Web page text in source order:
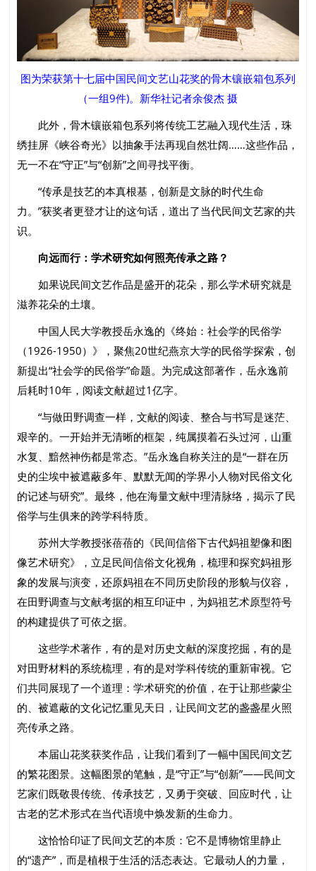
图为荣获第十七届中国民间文艺山花奖的骨木镶嵌箱包系列
（一组9件)。新华社记者余俊杰 摄
此外，骨木镶嵌箱包系列将传统工艺融入现代生活，珠
绣挂屏《峡谷奇光》以抽象手法再现自然壮阔……这些作品，
无一不在“守正”与“创新”之间寻找平衡。
“传承是技艺的本真根基，创新是文脉的时代生命
力。”获奖者更登才让的这句话，道出了当代民间文艺家的共
识。
向远而行：学术研究如何照亮传承之路？
如果说民间文艺作品是盛开的花朵，那么学术研究就是
滋养花朵的土壤。
中国人民大学教授岳永逸的《终始：社会学的民俗学
（1926-1950）》，聚焦20世纪燕京大学的民俗学探索，创
新提出“社会学的民俗学”命题。为完成这部著作，岳永逸前
后耗时10年，阅读文献超过1亿字。
“与做田野调查一样，文献的阅读、整合与书写是迷茫、
艰辛的。一开始并无清晰的框架，纯属摸着石头过河，山重
水复、黯然神伤都是常态。”岳永逸自称关注的是“一群在历
史的尘埃中被遮蔽多年、默默无闻的学界小人物对民俗文化
的记述与研究”。最终，他在海量文献中理清脉络，揭示了民
俗学与生俱来的跨学科特质。
苏州大学教授张蓓蓓的《民间信俗下古代妈祖塑像和图
像艺术研究》，立足民间信俗文化视角，梳理和探究妈祖形
象的发展与演变，还原妈祖在不同历史阶段的形貌与仪容，
在田野调查与文献考据的相互印证中，为妈祖艺术原型符号
的构建提供了可依之据。
这些学术著作，有的是对历史文献的深度挖掘，有的是
对田野材料的系统梳理，有的是对学科传统的重新审视。它
们共同展现了一个道理：学术研究的价值，在于让那些蒙尘
的、被遮蔽的文化记忆重见天日，让民间文艺的盏盏星火照
亮传承之路。
本届山花奖获奖作品，让我们看到了一幅中国民间文艺
的繁花图景。这幅图景的笔触，是“守正”与“创新”——民间文
艺家们既敬畏传统、传承技艺，又勇于突破、回应时代，让
古老的艺术形式在当代语境中焕发新的生命力。
这恰恰印证了民间文艺的本质：它不是博物馆里静止
的“遗产”，而是植根于生活的活态表达。它最动人的力量，